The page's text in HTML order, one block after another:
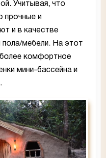
Учитывая, что
прочные и
и в качестве
пола/мебели. На этот
более комфортное
мини-бассейна и